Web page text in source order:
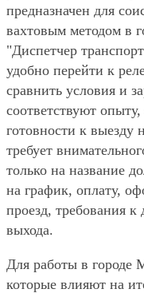
предназначен для
вахтовым методом в
"Диспетчер
удобно перейти к
сравнить условия и
соответствуют
готовности к выезду
требует
только на название
на график, оплату,
проезд, требования
выхода.
Для работы в городе
которые влияют на